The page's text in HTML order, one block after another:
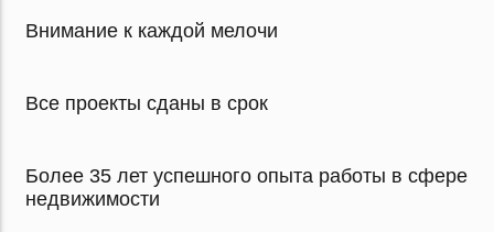
Внимание к каждой мелочи
Все проекты сданы в срок
Более 35 лет успешного опыта работы в сфере
недвижимости